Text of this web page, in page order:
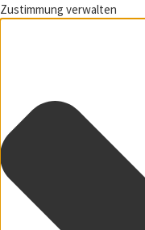
Zustimmung verwalten
Zum Inhalt springen